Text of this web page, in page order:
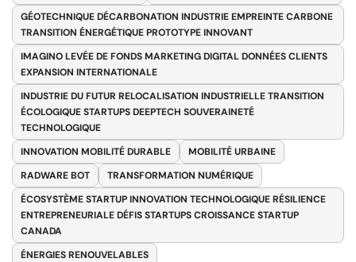
GÉOTECHNIQUE DÉCARBONATION INDUSTRIE EMPREINTE CARBONE
TRANSITION ÉNERGÉTIQUE PROTOTYPE INNOVANT
IMAGINO LEVÉE DE FONDS MARKETING DIGITAL DONNÉES CLIENTS
EXPANSION INTERNATIONALE
INDUSTRIE DU FUTUR RELOCALISATION INDUSTRIELLE TRANSITION
ÉCOLOGIQUE STARTUPS DEEPTECH SOUVERAINETÉ
TECHNOLOGIQUE
INNOVATION MOBILITÉ DURABLE
MOBILITÉ URBAINE
RADWARE BOT
TRANSFORMATION NUMÉRIQUE
ÉCOSYSTÈME STARTUP INNOVATION TECHNOLOGIQUE RÉSILIENCE
ENTREPRENEURIALE DÉFIS STARTUPS CROISSANCE STARTUP
CANADA
ÉNERGIES RENOUVELABLES